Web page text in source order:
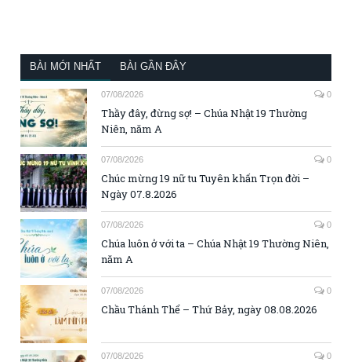
BÀI MỚI NHẤT BÀI GẦN ĐÂY
07/08/2026 0
Thầy đây, đừng sợ! – Chúa Nhật 19 Thường
Niên, năm A
07/08/2026 0
Chúc mừng 19 nữ tu Tuyên khấn Trọn đời –
Ngày 07.8.2026
07/08/2026 0
Chúa luôn ở với ta – Chúa Nhật 19 Thường Niên,
năm A
07/08/2026 0
Chầu Thánh Thể – Thứ Bảy, ngày 08.08.2026
07/08/2026 0